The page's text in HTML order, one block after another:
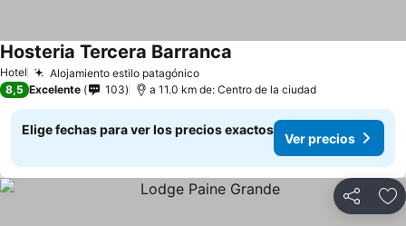
Hotel Alojamiento estilo patagónico
Hosteria Tercera Barranca
8,5 Excelente 103 a 11.0 km de: Centro de la ciudad
Elige fechas para ver los precios exactos
Ver precios
Compartir